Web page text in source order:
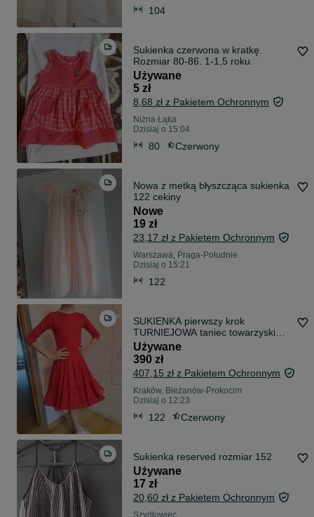
104
Sukienka czerwona w kratkę.
Rozmiar 80-86. 1-1,5 roku.
Używane
5 zł
8,68 zł z Pakietem Ochronnym
Niżna Łąka
Dzisiaj o 15:04
80 Czerwony
Nowa z metką błyszcząca sukienka
122 cekiny
Nowe
19 zł
23,17 zł z Pakietem Ochronnym
Warszawa, Praga-Południe
Dzisiaj o 15:21
122
SUKIENKA pierwszy krok
TURNIEJOWA taniec towarzyski
TANIEC turniej 116/122/128
Używane
390 zł
407,15 zł z Pakietem Ochronnym
Kraków, Bieżanów-Prokocim
Dzisiaj o 12:23
122 Czerwony
Sukienka reserved rozmiar 152
Używane
17 zł
20,60 zł z Pakietem Ochronnym